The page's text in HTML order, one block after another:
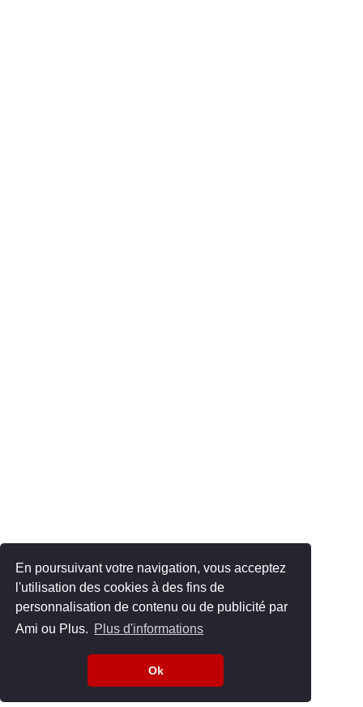
En poursuivant votre navigation, vous acceptez
l'utilisation des cookies à des fins de
personnalisation de contenu ou de publicité par
Ami ou Plus. Plus d'informations
Ok